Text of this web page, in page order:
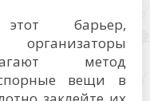
барьер,
метод
вещи в